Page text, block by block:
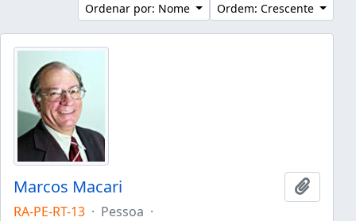
Ordenar por: Nome Ordem: Crescente
Marcos Macari
RA-PE-RT-13 · Pessoa ·